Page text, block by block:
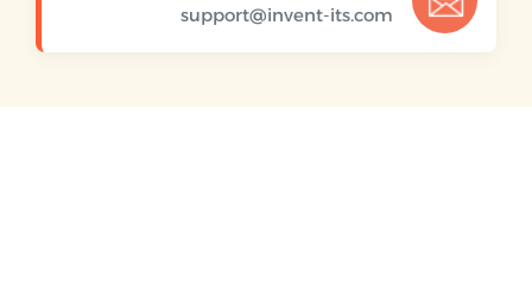
support@invent-its.com